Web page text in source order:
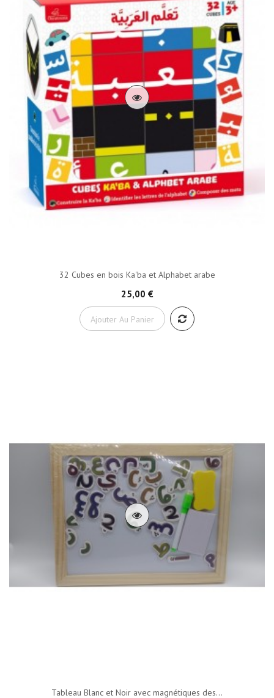
32 Cubes en bois Ka'ba et Alphabet arabe
25,00 €
Ajouter Au Panier
Tableau Blanc et Noir avec magnétiques des...